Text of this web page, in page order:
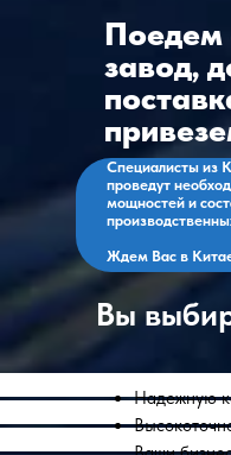
Контроллер:
269
Режим
Источник
220 В
Вы
Поедем
завод,
Специалисты из
проведут
мощностей и
Ждем Вас в
Надежную
ИНН: 972718613
ОГРН: 1257700266790